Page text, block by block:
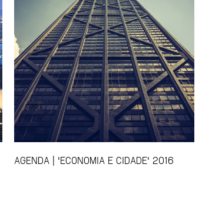
AGENDA | 'ECONOMIA E CIDADE' 2016